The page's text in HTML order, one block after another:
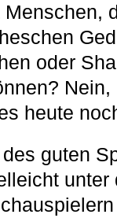
Menschen,
oder
heute
guten
unter